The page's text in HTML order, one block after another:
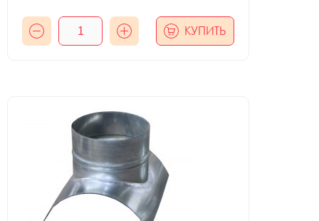
КУПИТЬ